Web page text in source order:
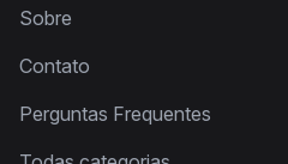
Sobre
Contato
Perguntas Frequentes